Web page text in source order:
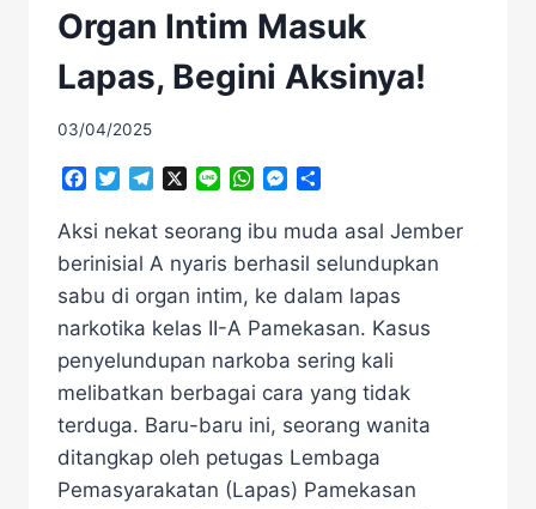
Organ Intim Masuk
Lapas, Begini Aksinya!
03/04/2025
Facebook
TwitterTelegramLine WhatsAppMessenger
Aksi nekat seorang ibu muda asal Jember
berinisial A nyaris berhasil selundupkan
sabu di organ intim, ke dalam lapas
narkotika kelas II-A Pamekasan. Kasus
penyelundupan narkoba sering kali
melibatkan berbagai cara yang tidak
terduga. Baru-baru ini, seorang wanita
ditangkap oleh petugas Lembaga
Pemasyarakatan (Lapas) Pamekasan